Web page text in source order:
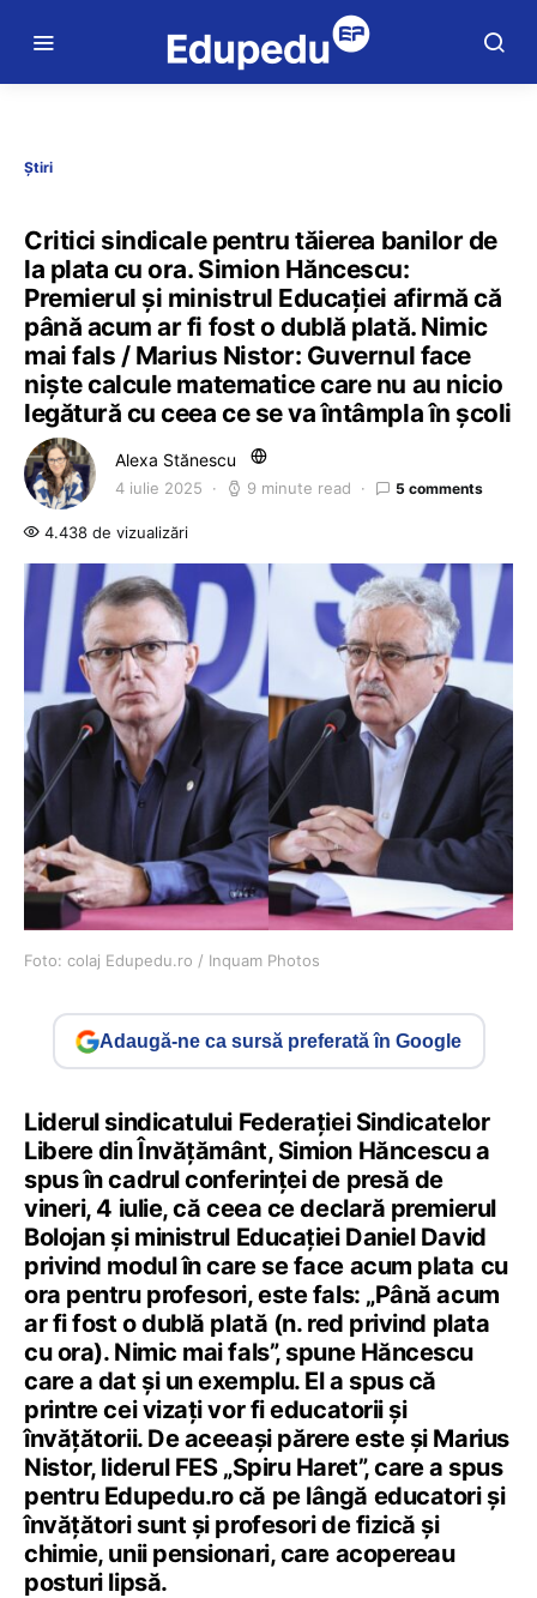
Știri
Critici sindicale pentru tăierea banilor de
la plata cu ora. Simion Hăncescu:
Premierul și ministrul Educației afirmă că
până acum ar fi fost o dublă plată. Nimic
mai fals / Marius Nistor: Guvernul face
niște calcule matematice care nu au nicio
legătură cu ceea ce se va întâmpla în școli
Alexa Stănescu
4 iulie 2025 9 minute read 5 comments
4.438 de vizualizări
Foto: colaj Edupedu.ro / Inquam Photos
Adaugă-ne ca sursă preferată în Google
Liderul sindicatului Federației Sindicatelor
Libere din Învățământ, Simion Hăncescu a
spus în cadrul conferinței de presă de
vineri, 4 iulie, că ceea ce declară premierul
Bolojan și ministrul Educației Daniel David
privind modul în care se face acum plata cu
ora pentru profesori, este fals: „Până acum
ar fi fost o dublă plată (n. red privind plata
cu ora). Nimic mai fals”, spune Hăncescu
care a dat și un exemplu. El a spus că
printre cei vizați vor fi educatorii și
învățătorii. De aceeași părere este și Marius
Nistor, liderul FES „Spiru Haret”, care a spus
pentru Edupedu.ro că pe lângă educatori și
învățători sunt și profesori de fizică și
chimie, unii pensionari, care acopereau
posturi lipsă.